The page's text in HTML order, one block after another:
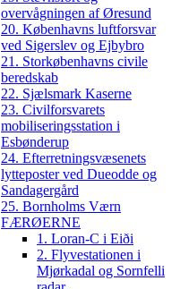
overvågningen af Øresund
20. Københavns luftforsvar
ved Sigerslev og Ejbybro
21. Storkøbenhavns civile
beredskab
22. Sjælsmark Kaserne
23. Civilforsvarets
mobiliseringsstation i
Esbønderup
24. Efterretningsvæsenets
lytteposter ved Dueodde og
Sandagergård
25. Bornholms Værn
FÆRØERNE
1. Loran-C i Eiði
2. Flyvestationen i
Mjørkadal og Sornfelli